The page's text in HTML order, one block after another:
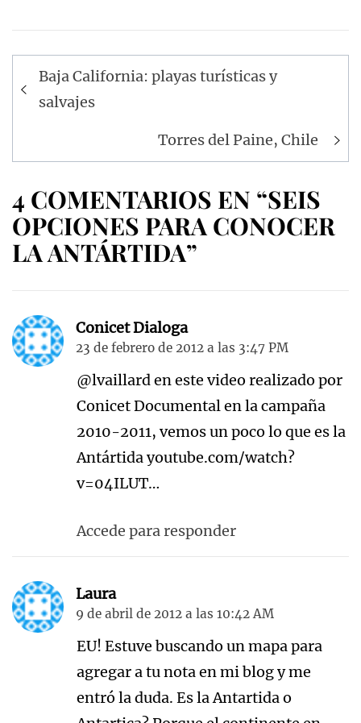
Navegación
de
entradas
Baja California: playas turísticas y
salvajes
Torres del Paine, Chile
4 COMENTARIOS EN “SEIS
OPCIONES PARA CONOCER
LA ANTÁRTIDA”
Conicet Dialoga
23 de febrero de 2012 a las 3:47 PM
@lvaillard en este video realizado por
Conicet Documental en la campaña
2010-2011, vemos un poco lo que es la
Antártida youtube.com/watch?
v=04ILUT…
Accede para responder
Laura
9 de abril de 2012 a las 10:42 AM
EU! Estuve buscando un mapa para
agregar a tu nota en mi blog y me
entró la duda. Es la Antartida o